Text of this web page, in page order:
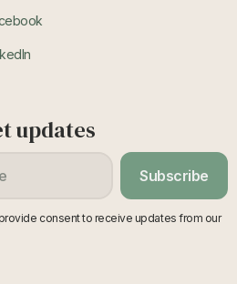
updates
Subscribe
consent to receive updates from our